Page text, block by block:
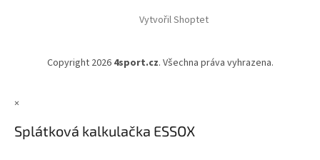
Vytvořil Shoptet
Copyright 2026 4sport.cz. Všechna práva vyhrazena.
×
Splátková kalkulačka ESSOX